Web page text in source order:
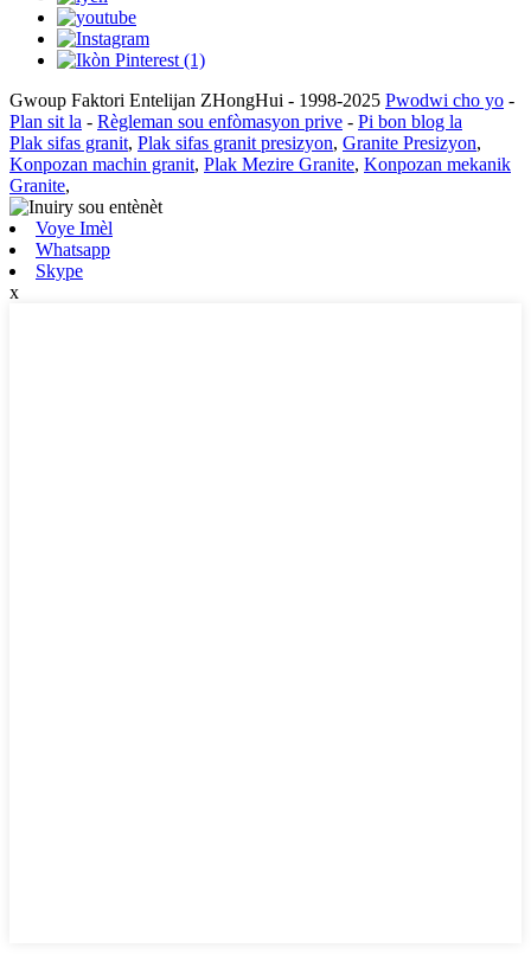
Gwoup Faktori Entelijan ZHongHui - 1998-2025 Pwodwi cho yo -
Plan sit la - Règleman sou enfòmasyon prive - Pi bon blog la
Plak sifas granit, Plak sifas granit presizyon, Granite Presizyon,
Konpozan machin granit, Plak Mezire Granite, Konpozan mekanik
Granite,
Voye Imèl
Whatsapp
Skype
x